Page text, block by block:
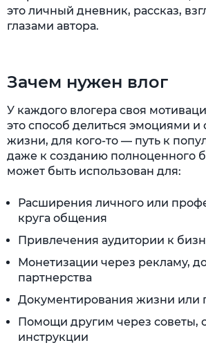
это личный дневник, рассказ,
глазами автора.
Зачем нужен влог
У каждого влогера своя
это способ делиться эмоциями и
жизни, для кого-то — путь к
даже к созданию полноценного
может быть использован для:
Расширения личного или
круга общения
Привлечения аудитории к
Монетизации через рекламу,
партнерства
Документирования жизни или
Помощи другим через советы,
инструкции